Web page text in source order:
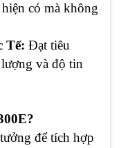
có mà không
Tế: Đạt tiêu
và độ tin
để tích hợp